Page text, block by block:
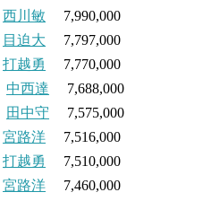
西川敏 7,990,000
目迫大 7,797,000
打越勇
7,770,000
中西達 7,688,000
田中守 7,575,000
宮路洋 7,516,000
打越勇
7,510,000
宮路洋 7,460,000